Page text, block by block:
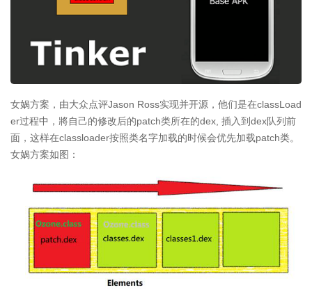
女娲方案，由大众点评Jason Ross实现并开源，他们是在classLoad
er过程中，將自己的修改后的patch类所在的dex, 插入到dex队列前
面，这样在classloader按照类名字加载的时候会优先加载patch类。
女娲方案如图：